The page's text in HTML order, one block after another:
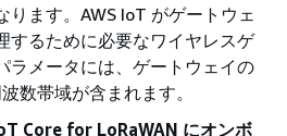
ります。AWS IoT がゲートウェ
するために必要なワイヤレスゲ
ラメータには、ゲートウェイの
数帯域が含まれます。
Core for LoRaWAN にオンボ